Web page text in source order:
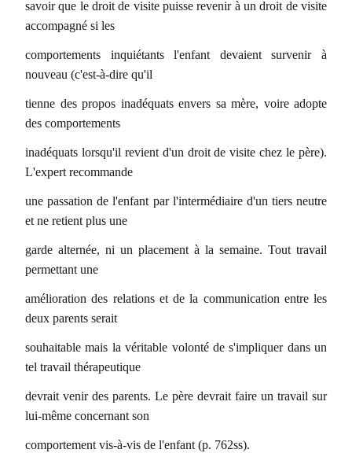
savoir que le droit de visite puisse revenir à un droit de visite
accompagné si les
comportements inquiétants l'enfant devaient survenir à
nouveau (c'est-à-dire qu'il
tienne des propos inadéquats envers sa mère, voire adopte
des comportements
inadéquats lorsqu'il revient d'un droit de visite chez le père).
L'expert recommande
une passation de l'enfant par l'intermédiaire d'un tiers neutre
et ne retient plus une
garde alternée, ni un placement à la semaine. Tout travail
permettant une
amélioration des relations et de la communication entre les
deux parents serait
souhaitable mais la véritable volonté de s'impliquer dans un
tel travail thérapeutique
devrait venir des parents. Le père devrait faire un travail sur
lui-même concernant son
comportement vis-à-vis de l'enfant (p. 762ss).